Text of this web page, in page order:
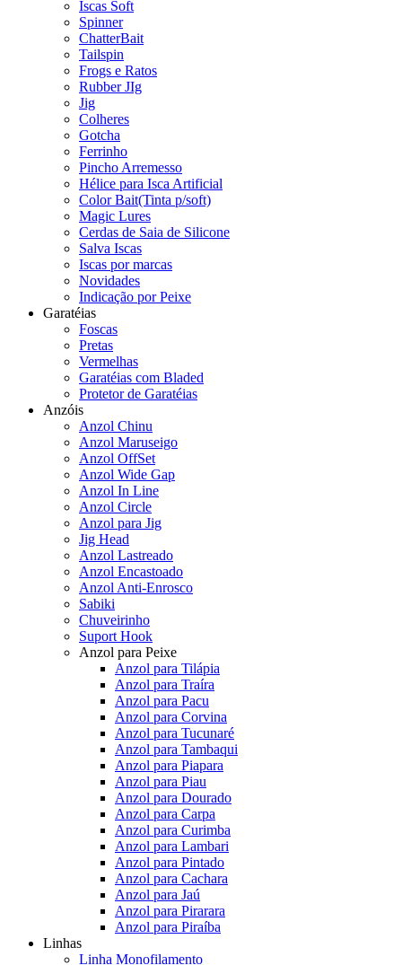
Iscas Soft
Spinner
ChatterBait
Tailspin
Frogs e Ratos
Rubber JIg
Jig
Colheres
Gotcha
Ferrinho
Pincho Arremesso
Hélice para Isca Artificial
Color Bait(Tinta p/soft)
Magic Lures
Cerdas de Saia de Silicone
Salva Iscas
Iscas por marcas
Novidades
Indicação por Peixe
Garatéias
Foscas
Pretas
Vermelhas
Garatéias com Bladed
Protetor de Garatéias
Anzóis
Anzol Chinu
Anzol Maruseigo
Anzol OffSet
Anzol Wide Gap
Anzol In Line
Anzol Circle
Anzol para Jig
Jig Head
Anzol Lastreado
Anzol Encastoado
Anzol Anti-Enrosco
Sabiki
Chuveirinho
Suport Hook
Anzol para Peixe
Anzol para Tilápia
Anzol para Traíra
Anzol para Pacu
Anzol para Corvina
Anzol para Tucunaré
Anzol para Tambaqui
Anzol para Piapara
Anzol para Piau
Anzol para Dourado
Anzol para Carpa
Anzol para Curimba
Anzol para Lambari
Anzol para Pintado
Anzol para Cachara
Anzol para Jaú
Anzol para Pirarara
Anzol para Piraíba
Linhas
Linha Monofilamento